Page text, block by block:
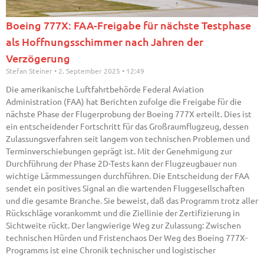
Boeing 777X: FAA-Freigabe für nächste Testphase
als Hoffnungsschimmer nach Jahren der
Verzögerung
Stefan Steiner 2. September 2025 12:49
Die amerikanische Luftfahrtbehörde Federal Aviation
Administration (FAA) hat Berichten zufolge die Freigabe für die
nächste Phase der Flugerprobung der Boeing 777X erteilt. Dies ist
ein entscheidender Fortschritt für das Großraumflugzeug, dessen
Zulassungsverfahren seit langem von technischen Problemen und
Terminverschiebungen geprägt ist. Mit der Genehmigung zur
Durchführung der Phase 2D-Tests kann der Flugzeugbauer nun
wichtige Lärmmessungen durchführen. Die Entscheidung der FAA
sendet ein positives Signal an die wartenden Fluggesellschaften
und die gesamte Branche. Sie beweist, daß das Programm trotz aller
Rückschläge vorankommt und die Ziellinie der Zertifizierung in
Sichtweite rückt. Der langwierige Weg zur Zulassung: Zwischen
technischen Hürden und Fristenchaos Der Weg des Boeing 777X-
Programms ist eine Chronik technischer und logistischer